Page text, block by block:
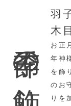
季節の飾り
羽
木
お正
年神
を飾
のお
りを